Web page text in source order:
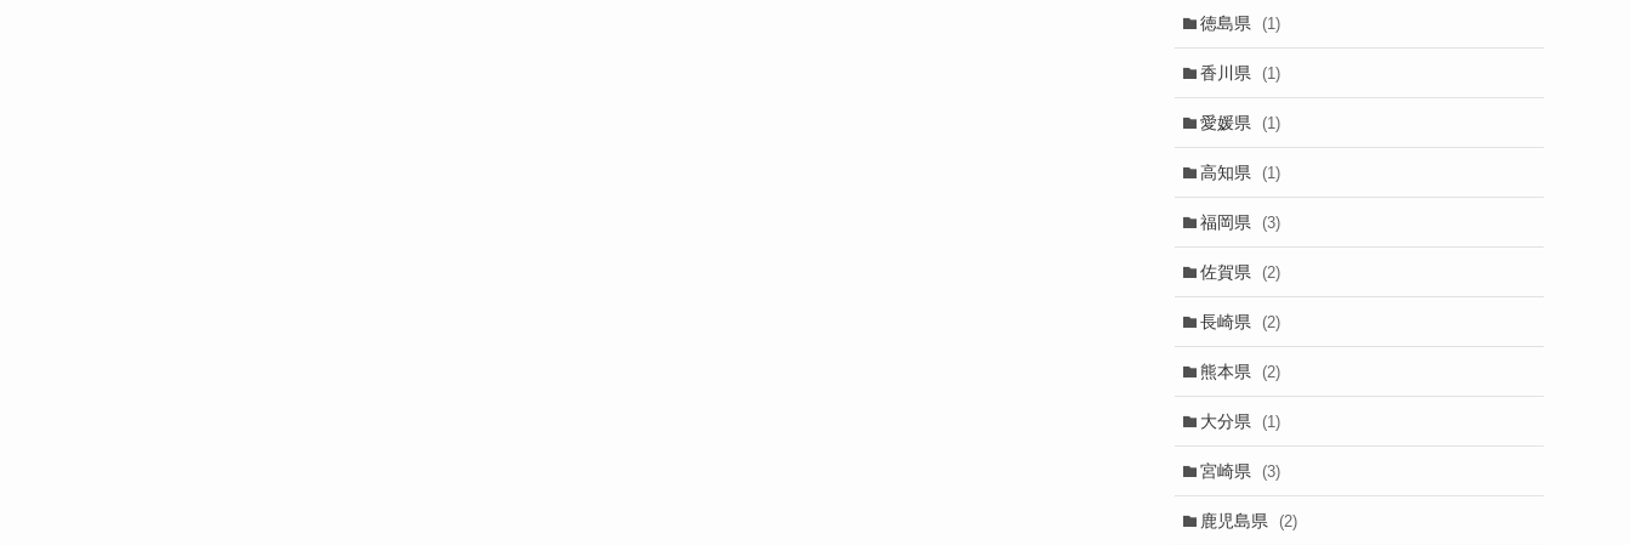
徳島県 (1)
香川県 (1)
愛媛県 (1)
高知県 (1)
福岡県 (3)
佐賀県 (2)
長崎県 (2)
熊本県 (2)
大分県 (1)
宮崎県 (3)
鹿児島県 (2)